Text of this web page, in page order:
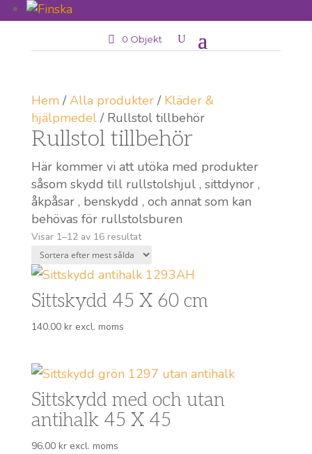
0 Objekt
Hem/Alla produkter/ Kläder &
hjälpmedel/ Rullstol tillbehör
Rullstol tillbehör
Här kommer vi att utöka med produkter
såsom skydd till rullstolshjul , sittdynor ,
åkpåsar , benskydd , och annat som kan
behövas för rullstolsburen
Visar 1–12 av 16 resultatSortera
efter
popularitet
Sittskydd 45 X 60 cm
140.00 krexcl. moms
Sittskydd med och utan
antihalk 45 X 45
96.00 krexcl. moms